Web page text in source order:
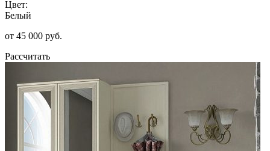
Цвет:
Белый
от 45 000 руб.
Рассчитать